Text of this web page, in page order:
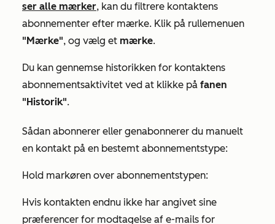
ser alle mærker, kan du filtrere kontaktens
abonnementer efter mærke. Klik på rullemenuen
"Mærke", og vælg et mærke.
Du kan gennemse historikken for kontaktens
abonnementsaktivitet ved at klikke på fanen
"Historik".
Sådan abonnerer eller genabonnerer du manuelt
en kontakt på en bestemt abonnementstype:
Hold markøren over abonnementstypen:
Hvis kontakten endnu ikke har angivet sine
præferencer for modtagelse af e-mails for